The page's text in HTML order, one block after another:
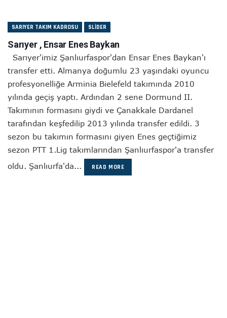
SARIYER TAKIM KADROSU SLIDER
Sarıyer , Ensar Enes Baykan
Sarıyer'imiz Şanlıurfaspor'dan Ensar Enes Baykan'ı
transfer etti. Almanya doğumlu 23 yaşındaki oyuncu
profesyonelliğe Arminia Bielefeld takımında 2010
yılında geçiş yaptı. Ardından 2 sene Dormund II.
Takımının formasını giydi ve Çanakkale Dardanel
tarafından keşfedilip 2013 yılında transfer edildi. 3
sezon bu takımın formasını giyen Enes geçtiğimiz
sezon PTT 1.Lig takımlarından Şanlıurfaspor'a transfer
oldu. Şanlıurfa'da...
READ MORE